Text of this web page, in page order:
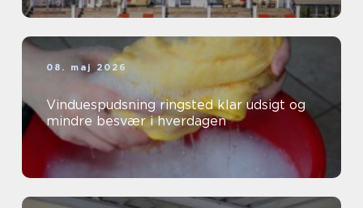
08. maj 2026
Vinduespudsning ringsted klar udsigt og
mindre besvær i hverdagen